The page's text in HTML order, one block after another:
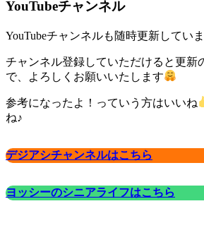
YouTubeチャンネル
YouTubeチャンネルも随時更新していま
チャンネル登録していただけると更新
で、よろしくお願いいたします
参考になったよ！っていう方はいいね
ね♪
デジアシチャンネルはこちら
ヨッシーのシニアライフはこちら